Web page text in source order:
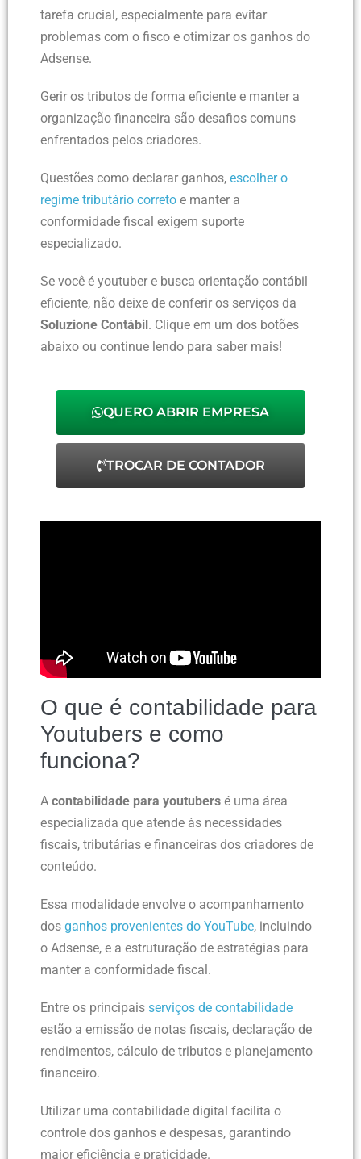
tarefa crucial, especialmente para evitar
problemas com o fisco e otimizar os ganhos do
Adsense.
Gerir os tributos de forma eficiente e manter a
organização financeira são desafios comuns
enfrentados pelos criadores.
Questões como declarar ganhos, escolher o
regime tributário correto e manter a
conformidade fiscal exigem suporte
especializado.
Se você é youtuber e busca orientação contábil
eficiente, não deixe de conferir os serviços da
Soluzione Contábil. Clique em um dos botões
abaixo ou continue lendo para saber mais!
QUERO ABRIR EMPRESA
TROCAR DE CONTADOR
O que é contabilidade para
Youtubers e como
funciona?
A contabilidade para youtubers é uma área
especializada que atende às necessidades
fiscais, tributárias e financeiras dos criadores de
conteúdo.
Essa modalidade envolve o acompanhamento
dos ganhos provenientes do YouTube, incluindo
o Adsense, e a estruturação de estratégias para
manter a conformidade fiscal.
Entre os principais serviços de contabilidade
estão a emissão de notas fiscais, declaração de
rendimentos, cálculo de tributos e planejamento
financeiro.
Utilizar uma contabilidade digital facilita o
controle dos ganhos e despesas, garantindo
maior eficiência e praticidade.